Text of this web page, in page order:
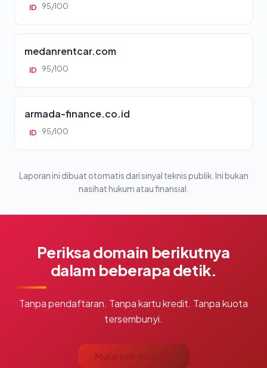
ID 95/100
medanrentcar.com
ID 95/100
armada-finance.co.id
ID 95/100
Laporan ini dibuat otomatis dari sinyal teknis publik. Ini bukan
nasihat hukum atau finansial.
Periksa domain berikutnya
dalam beberapa detik.
Tanpa pendaftaran. Tanpa kartu kredit. Tanpa kuota
tersembunyi.
Mulai cek gratis →